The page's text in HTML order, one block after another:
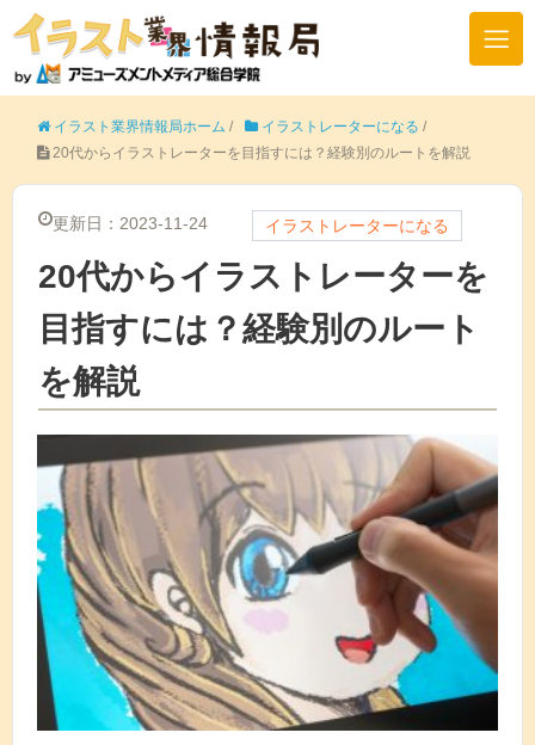
イラスト業界情報局ホーム / イラストレーターになる /
20代からイラストレーターを目指すには？経験別のルートを解説
更新日：2023-11-24 イラストレーターになる
20代からイラストレーターを
目指すには？経験別のルート
を解説